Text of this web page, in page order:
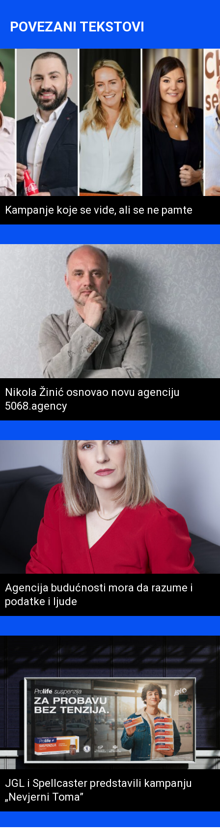
POVEZANI TEKSTOVI
Kampanje koje se vide, ali se ne pamte
Nikola Žinić osnovao novu agenciju
5068.agency
Agencija budućnosti mora da razume i
podatke i ljude
JGL i Spellcaster predstavili kampanju
„Nevjerni Toma”